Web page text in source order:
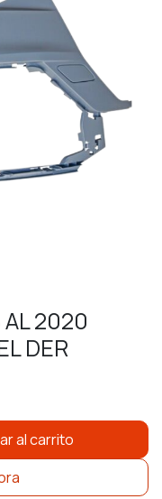
AL 2020
DER
al carrito